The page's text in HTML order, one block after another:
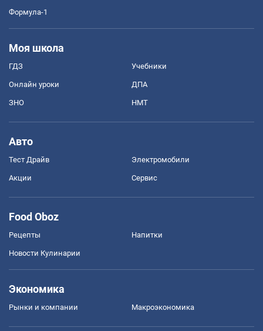
Формула-1
Моя школа
ГДЗ Учебники
Онлайн уроки ДПА
ЗНО НМТ
Авто
Тест Драйв Электромобили
Акции Сервис
Food Oboz
Рецепты Напитки
Новости Кулинарии
Экономика
Рынки и компании Mакроэкономика